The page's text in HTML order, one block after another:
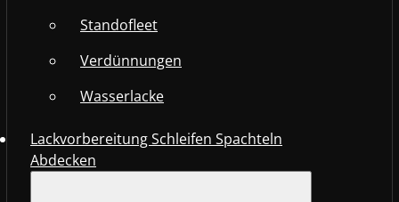
Standofleet
Verdünnungen
Wasserlacke
Lackvorbereitung Schleifen Spachteln
Abdecken